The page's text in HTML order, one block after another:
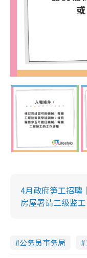
4月政府笋工招聘
房屋署请二级监
公务员事务局